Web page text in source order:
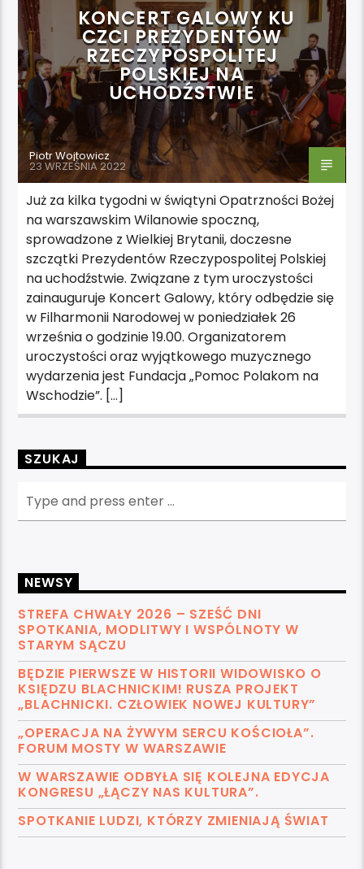
KONCERT GALOWY KU
CZCI PREZYDENTÓW
RZECZYPOSPOLITEJ
POLSKIEJ NA
UCHODŹSTWIE
Piotr Wojtowicz
23 WRZEŚNIA 2022
Już za kilka tygodni w świątyni Opatrzności Bożej
na warszawskim Wilanowie spoczną,
sprowadzone z Wielkiej Brytanii, doczesne
szczątki Prezydentów Rzeczypospolitej Polskiej
na uchodźstwie. Związane z tym uroczystości
zainauguruje Koncert Galowy, który odbędzie się
w Filharmonii Narodowej w poniedziałek 26
września o godzinie 19.00. Organizatorem
uroczystości oraz wyjątkowego muzycznego
wydarzenia jest Fundacja „Pomoc Polakom na
Wschodzie”. […]
SZUKAJ
NEWSY
STREFA CHWAŁY 2026 – SZEŚĆ DNI
SPOTKANIA, MODLITWY I WSPÓLNOTY W
STARYM SĄCZU
BĘDZIE PIERWSZE W HISTORII WIDOWISKO O
KSIĘDZU BLACHNICKIM! RUSZA PROJEKT
„BLACHNICKI. CZŁOWIEK NOWEJ KULTURY”
„OPERACJA NA ŻYWYM SERCU KOŚCIOŁA”.
FORUM MOSTY W WARSZAWIE
W WARSZAWIE ODBYŁA SIĘ KOLEJNA EDYCJA
KONGRESU „ŁĄCZY NAS KULTURA”.
SPOTKANIE LUDZI, KTÓRZY ZMIENIAJĄ ŚWIAT